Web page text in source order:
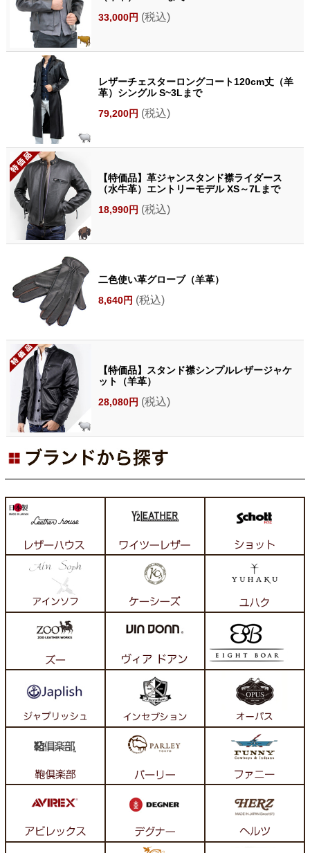
33,000円 (税込)
レザーチェスターロングコート120cm丈（羊
革）シングル S~3Lまで
79,200円 (税込)
【特価品】革ジャンスタンド襟ライダース
（水牛革）エントリーモデル XS～7Lまで
18,990円 (税込)
二色使い革グローブ（羊革）
8,640円 (税込)
【特価品】スタンド襟シンプルレザージャケ
ット（羊革）
28,080円 (税込)